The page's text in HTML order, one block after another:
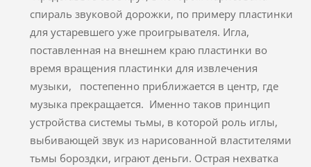
спираль звуковой дорожки, по примеру пластинки
для устаревшего уже проигрывателя. Игла,
поставленная на внешнем краю пластинки во
время вращения пластинки для извлечения
музыки, постепенно приближается в центр, где
музыка прекращается. Именно таков принцип
устройства системы тьмы, в которой роль иглы,
выбивающей звук из нарисованной властителями
тьмы бороздки, играют деньги. Острая нехватка